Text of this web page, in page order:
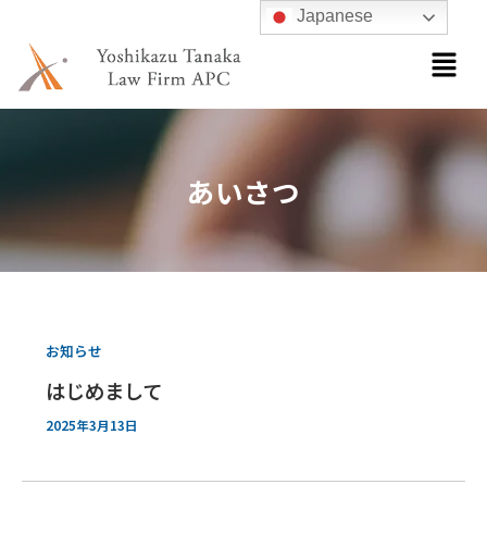
メ
ニ
ュ
ー
あいさつ
お知らせ
はじめまして
2025年3月13日
Japanese